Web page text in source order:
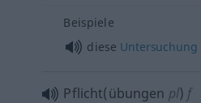
Beispiele
diese Untersuchung
Pflicht(übungen pl) f